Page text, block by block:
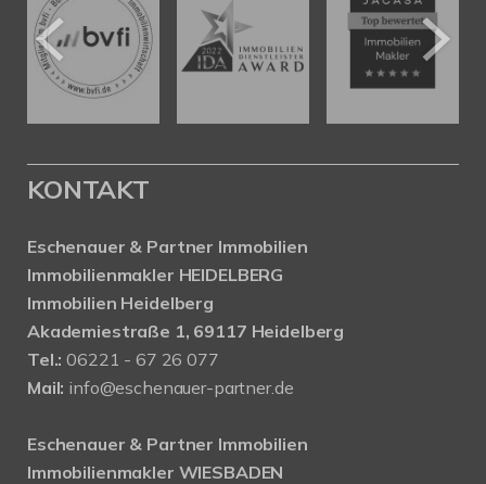
KONTAKT
Eschenauer & Partner Immobilien
Immobilienmakler HEIDELBERG
Immobilien Heidelberg
Akademiestraße 1, 69117 Heidelberg
Tel.:06221 - 67 26 077
Mail: info@eschenauer-partner.de
Eschenauer & Partner Immobilien
Immobilienmakler WIESBADEN